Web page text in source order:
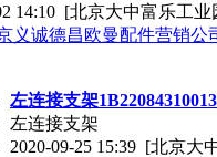
14:10 [北京大中富乐工业
义诚德昌欧曼配件营销公
左连接支架
左连接支架
2020-09-25 15:39 [北京大